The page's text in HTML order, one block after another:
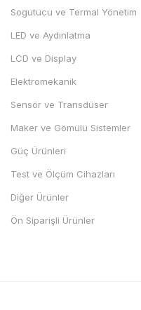
Sogutucu ve Termal Yönetim
LED ve Aydınlatma
LCD ve Display
Elektromekanik
Sensör ve Transdüser
Maker ve Gömülü Sistemler
Güç Ürünleri
Test ve Ölçüm Cihazları
Diğer Ürünler
Ön Siparişli Ürünler